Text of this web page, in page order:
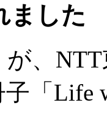
ました
が、
「Life